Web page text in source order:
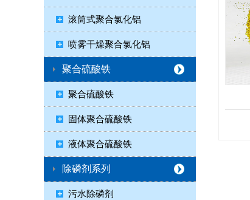
滚筒式聚合氯化铝
喷雾干燥聚合氯化铝
聚合硫酸铁
聚合硫酸铁
固体聚合硫酸铁
液体聚合硫酸铁
除磷剂系列
污水除磷剂